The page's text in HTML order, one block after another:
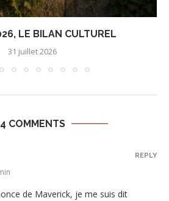
LE BILAN CULTUREL
31 juillet 2026
4 COMMENTS
de Maverick, je me suis dit
REPLY